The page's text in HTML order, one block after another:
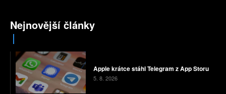
Nejnovější články
Apple krátce stáhl Telegram z App Storu
5. 8. 2026